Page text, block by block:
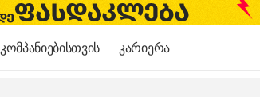
კომპანიებისთვის კარიერა